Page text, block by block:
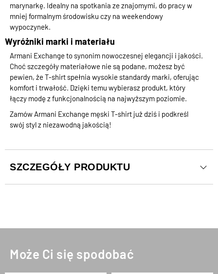
marynarkę. Idealny na spotkania ze znajomymi, do pracy w
mniej formalnym środowisku czy na weekendowy
wypoczynek.
Wyróżniki marki i materiału
Armani Exchange to synonim nowoczesnej elegancji i jakości.
Choć szczegóły materiałowe nie są podane, możesz być
pewien, że T-shirt spełnia wysokie standardy marki, oferując
komfort i trwałość. Dzięki temu wybierasz produkt, który
łączy modę z funkcjonalnością na najwyższym poziomie.
Zamów Armani Exchange męski T-shirt już dziś i podkreśl
swój styl z niezawodną jakością!
SZCZEGÓŁY PRODUKTU
Może Ci się spodobać